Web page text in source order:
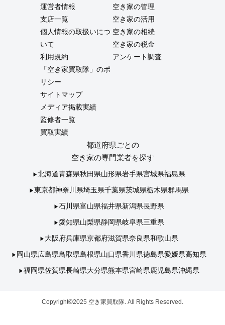
運営者情報
支店一覧
個人情報の取扱いにつ
いて
利用規約
「空き家買取隊」のポ
リシー
サイトマップ
メディア掲載実績
監修者一覧
買取実績
空き家の管理
空き家の活用
空き家の相続
空き家の税金
アンケート調査
都道府県ごとの
空き家の専門業者を探す
北海道青森県秋田県山形県岩手県宮城県福島県
東京都神奈川県埼玉県千葉県茨城県栃木県群馬県
石川県富山県福井県新潟県長野県
愛知県山梨県静岡県岐阜県三重県
大阪府兵庫県京都府滋賀県奈良県和歌山県
岡山県広島県鳥取県島根県山口県香川県徳島県愛媛県高知県
福岡県佐賀県長崎県大分県熊本県宮崎県鹿児島県沖縄県
Copyright©2025 空き家買取隊. All Rights Reserved.